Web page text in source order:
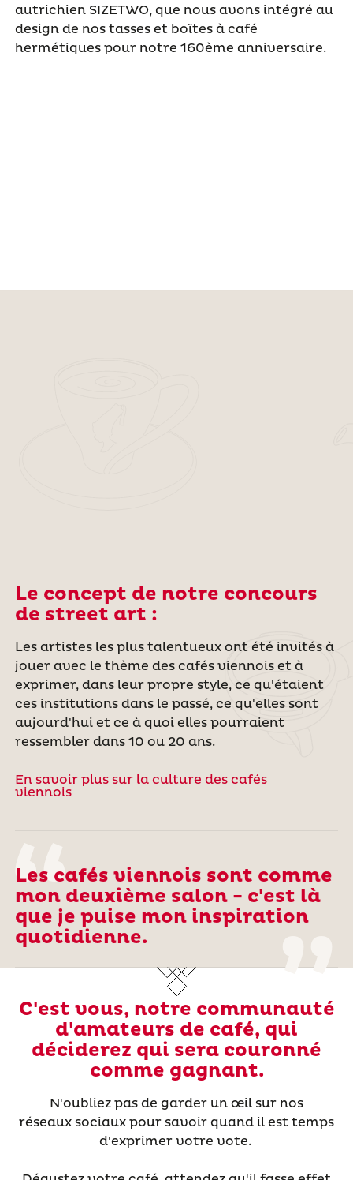
autrichien SIZETWO, que nous avons intégré au
design de nos tasses et boîtes à café
hermétiques pour notre 160ème anniversaire.
Le concept de notre concours
de street art :
Les artistes les plus talentueux ont été invités à
jouer avec le thème des cafés viennois et à
exprimer, dans leur propre style, ce qu'étaient
ces institutions dans le passé, ce qu'elles sont
aujourd'hui et ce à quoi elles pourraient
ressembler dans 10 ou 20 ans.
En savoir plus sur la culture des cafés
viennois
Les cafés viennois sont comme
mon deuxième salon - c'est là
que je puise mon inspiration
quotidienne.
C'est vous, notre communauté
d'amateurs de café, qui
déciderez qui sera couronné
comme gagnant.
N'oubliez pas de garder un œil sur nos
réseaux sociaux pour savoir quand il est temps
d'exprimer votre vote.